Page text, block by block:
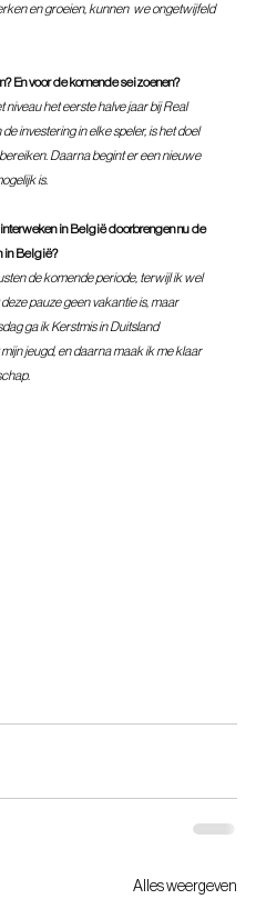
en groeien, kunnen  we ongetwijfeld
En voor de komende seizoenen?
niveau het eerste halve jaar bij Real
investering in elke speler, is het doel
Daarna begint er een nieuwe
is.
in België doorbrengen nu de
in België?
de komende periode, terwijl ik wel
pauze geen vakantie is, maar
ga ik Kerstmis in Duitsland
jeugd, en daarna maak ik me klaar
Alles weergeven